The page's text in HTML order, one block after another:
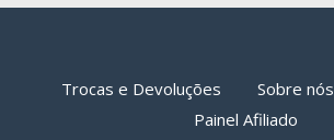
Trocas e Devoluções Sobre nós
Painel Afiliado